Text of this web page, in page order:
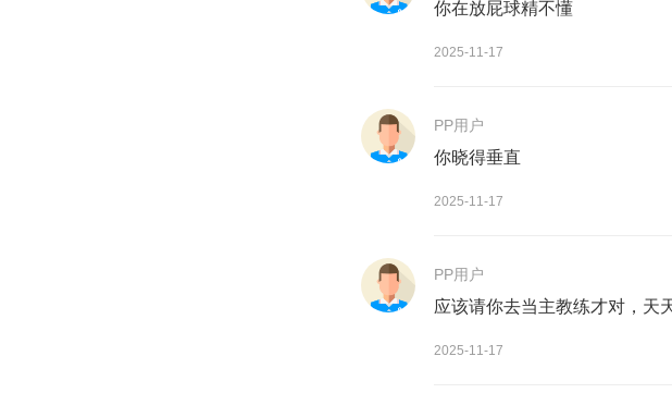
你在放屁球精不懂
2025-11-17
PP用户
你晓得垂直
2025-11-17
PP用户
应该请你去当主教练才对，天
2025-11-17